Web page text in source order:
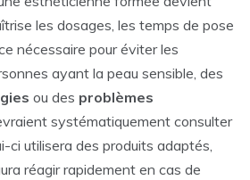
les dosages, les temps de pose
nécessaire pour éviter les
ayant la peau sensible, des
ou des problèmes
systématiquement consulter
ci utilisera des produits adaptés,
réagir rapidement en cas de